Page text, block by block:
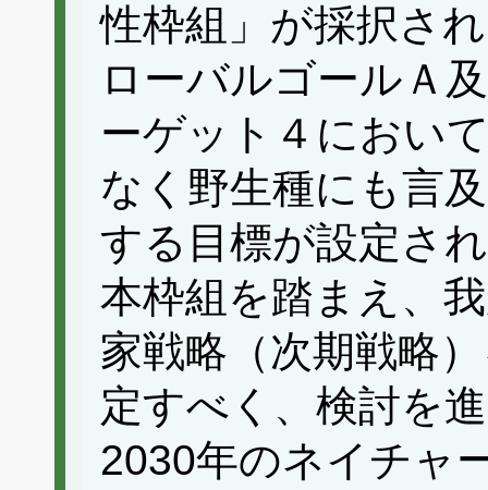
性枠組」が採択さ
ローバルゴールＡ
ーゲット４におい
なく野生種にも言
する目標が設定さ
本枠組を踏まえ、
家戦略（次期戦略
定すべく、検討を
2030年のネイチャ